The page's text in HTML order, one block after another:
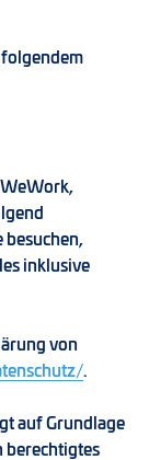
besuchen,
inklusive
von
.
auf Grundlage
berechtigtes